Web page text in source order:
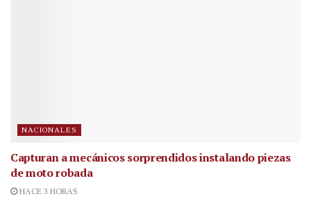
NACIONALES
Capturan a mecánicos sorprendidos instalando piezas
de moto robada
HACE 3 HORAS